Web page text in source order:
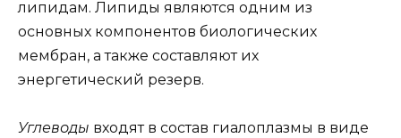
липидам. Липиды являются одним из
основных компонентов биологических
мембран, а также составляют их
энергетический резерв.
Углеводы входят в состав гиалоплазмы в виде